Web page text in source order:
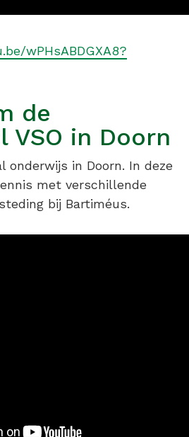
wPHsABDGXA8?
de
VSO in Doorn
onderwijs in Doorn. In deze
met verschillende
bij Bartiméus.